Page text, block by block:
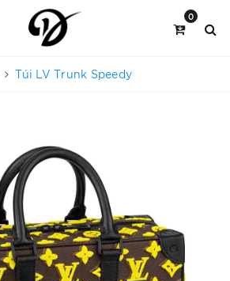
0
Túi LV Trunk Speedy